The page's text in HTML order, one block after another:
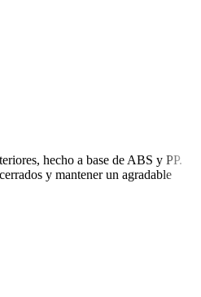
hecho a base de ABS y PP.
y mantener un agradable